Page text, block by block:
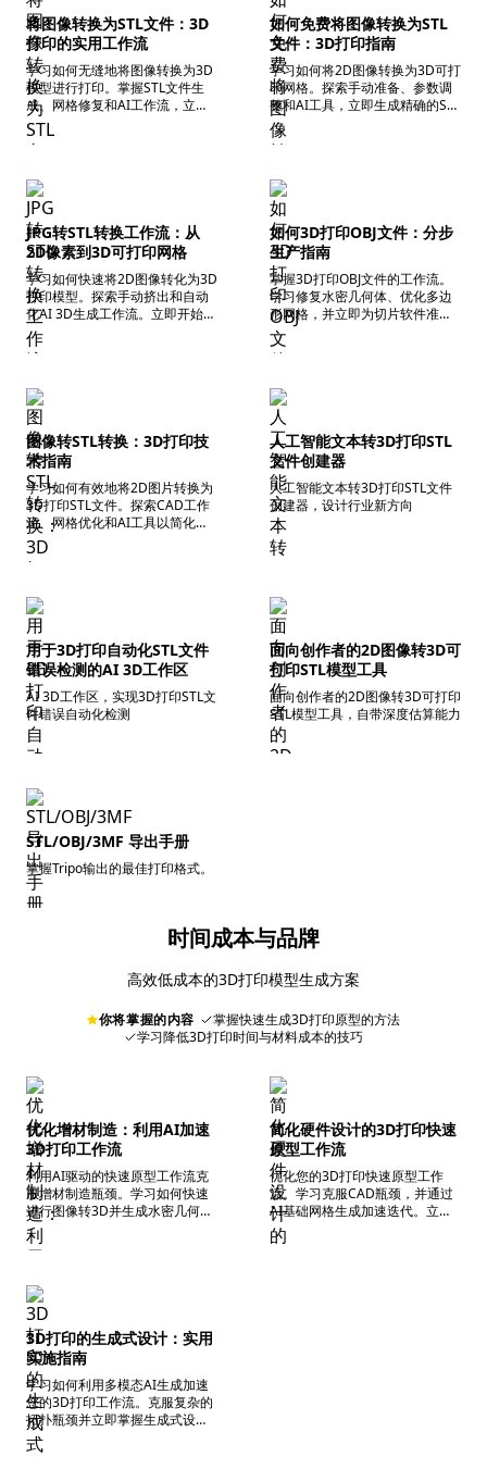
将图像转换为STL文件：3D
打印的实用工作流
学习如何无缝地将图像转换为3D
模型进行打印。掌握STL文件生
成、网格修复和AI工作流，立即
优化您的3D资产。
如何免费将图像转换为STL
文件：3D打印指南
学习如何将2D图像转换为3D可打
印网格。探索手动准备、参数调
整和AI工具，立即生成精确的STL
文件。
JPG转STL转换工作流：从
2D像素到3D可打印网格
学习如何快速将2D图像转化为3D
打印模型。探索手动挤出和自动
化AI 3D生成工作流。立即开始使
用图像转3D转换器！
如何3D打印OBJ文件：分步
生产指南
掌握3D打印OBJ文件的工作流。
学习修复水密几何体、优化多边
形网格，并立即为切片软件准备
文件。
图像转STL转换：3D打印技
术指南
学习如何有效地将2D图片转换为
3D打印STL文件。探索CAD工作
流、网格优化和AI工具以简化您
的流程。
人工智能文本转3D打印STL
文件创建器
人工智能文本转3D打印STL文件
创建器，设计行业新方向
用于3D打印自动化STL文件
错误检测的AI 3D工作区
AI 3D工作区，实现3D打印STL文
件错误自动化检测
面向创作者的2D图像转3D可
打印STL模型工具
面向创作者的2D图像转3D可打印
STL模型工具，自带深度估算能力
STL/OBJ/3MF 导出手册
掌握Tripo输出的最佳打印格式。
时间成本与品牌
高效低成本的3D打印模型生成方案
你将掌握的内容
掌握快速生成3D打印原型的方法
学习降低3D打印时间与材料成本的技巧
优化增材制造：利用AI加速
3D打印工作流
利用AI驱动的快速原型工作流克
服增材制造瓶颈。学习如何快速
进行图像转3D并生成水密几何
体。
简化硬件设计的3D打印快速
原型工作流
优化您的3D打印快速原型工作
流。学习克服CAD瓶颈，并通过
AI基础网格生成加速迭代。立即
开始构建。
3D打印的生成式设计：实用
实施指南
学习如何利用多模态AI生成加速
您的3D打印工作流。克服复杂的
拓扑瓶颈并立即掌握生成式设
计。